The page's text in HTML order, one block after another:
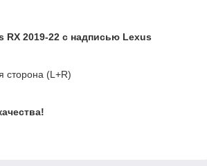
RX 2019-22 с надписью Lexus
сторона (L+R)